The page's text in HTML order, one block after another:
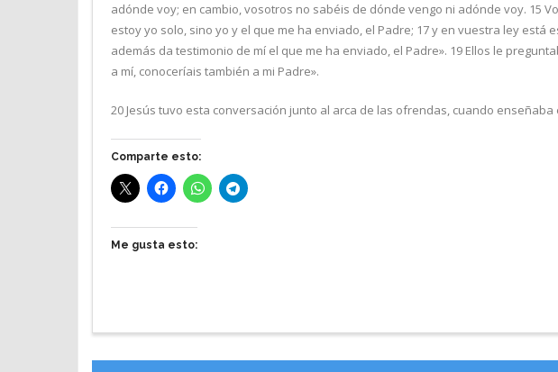
adónde voy; en cambio, vosotros no sabéis de dónde vengo ni adónde voy. 15
estoy yo solo, sino yo y el que me ha enviado, el Padre; 17 y en vuestra ley
además da testimonio de mí el que me ha enviado, el Padre». 19 Ellos le
a mí, conoceríais también a mi Padre».
20 Jesús tuvo esta conversación junto al arca de las ofrendas, cuando
Comparte esto:
Me gusta esto: